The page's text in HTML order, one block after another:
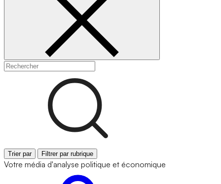
Trier par Filtrer par rubrique
Votre média d'analyse politique et économique